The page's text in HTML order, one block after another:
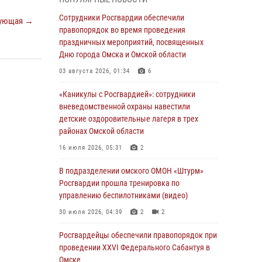
→
Всероссийская акция «Каникулы с
Росгвардией» продолжается в Омской
области
31 июля 2026, 09:22 1
Росгвардии прошла тренировка по
управлению беспилотниками (видео)
30 июля 2026, 04:39 2 2
Росгвардия обеспечила безопасность
Победы» в Омске
29 июля 2026, 01:49 2
Росгвардейцы приняли участие в крестном
28 июля 2026, 01:44 6
Сотрудники Росгвардии обеспечили
правопорядок во время проведения
праздничных мероприятий, посвященных
Дню города Омска и Омской области
03 августа 2026, 01:34 6
«Каникулы с Росгвардией»: сотрудники
вневедомственной охраны навестили
детские оздоровительные лагеря в трех
районах Омской области
16 июля 2026, 05:31 2
В подразделении омского ОМОН «Штурм»
Росгвардии прошла тренировка по
управлению беспилотниками (видео)
30 июля 2026, 04:39 2 2
Росгвардейцы обеcпечили правопорядок при
проведении XXVI Федерального Сабантуя в
Омске